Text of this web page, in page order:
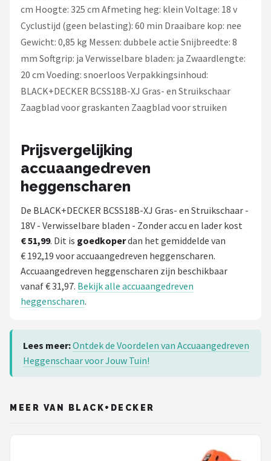
cm Hoogte: 325 cm Afmeting heg: klein Voltage: 18 v
Cyclustijd (geen belasting): 60 min Draaibare kop: nee
Gewicht: 0,85 kg Messen: dubbele actie Snijbreedte: 8
mm Softgrip: ja Verwisselbare bladen: ja Zwaardlengte:
20 cm Voeding: snoerloos Verpakkingsinhoud:
BLACK+DECKER BCSS18B-XJ Gras- en Struikschaar
Zaagblad voor graskanten Zaagblad voor struiken
Prijsvergelijking
accuaangedreven
heggenscharen
De BLACK+DECKER BCSS18B-XJ Gras- en Struikschaar -
18V - Verwisselbare bladen - Zonder accu en lader kost
€ 51,99. Dit is goedkoperdan het gemiddelde van
€ 192,19 voor accuaangedreven heggenscharen.
Accuaangedreven heggenscharen zijn beschikbaar
vanaf € 31,97. Bekijk alle accuaangedreven
heggenscharen.
Lees meer:Ontdek de Voordelen van Accuaangedreven
Heggenschaar voor Jouw Tuin!
MEER VAN BLACK+DECKER